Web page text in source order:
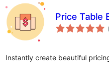
Price Table
Instantly create beautiful